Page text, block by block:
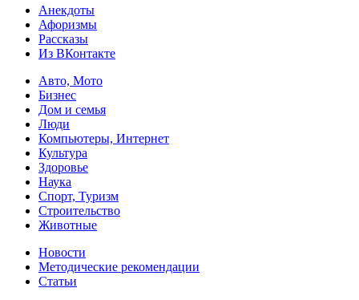
Анекдоты
Афоризмы
Рассказы
Из ВКонтакте
Авто, Мото
Бизнес
Дом и семья
Люди
Компьютеры, Интернет
Культура
Здоровье
Наука
Спорт, Туризм
Строительство
Животные
Новости
Методические рекомендации
Статьи